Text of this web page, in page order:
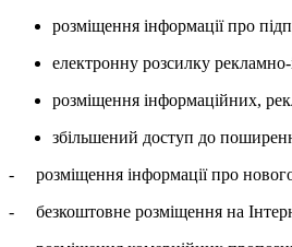
розміщення інформації про
електронну розсилку
розміщення інформаційних,
збільшений доступ до
- розміщення інформації про
- безкоштовне розміщення на